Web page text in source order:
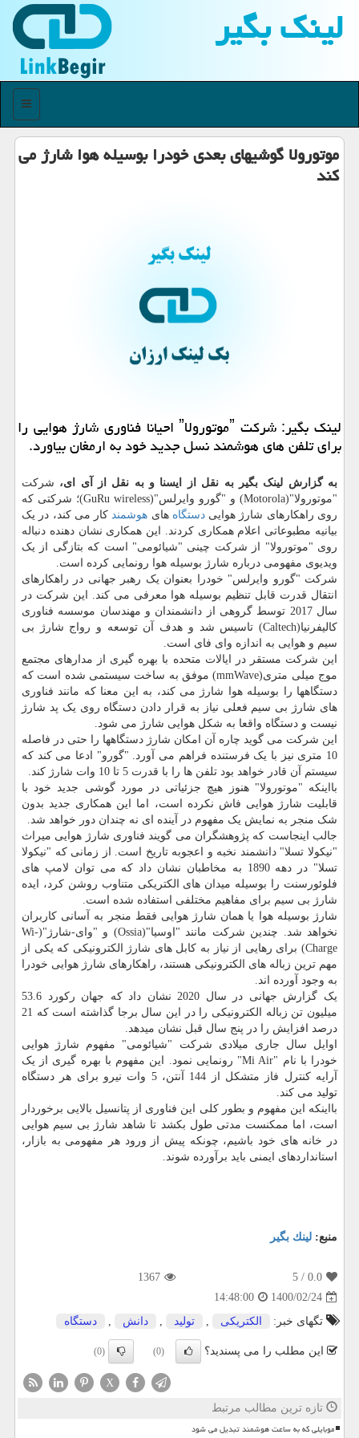
لینك بگیر
منو
موتورولا گوشیهای بعدی خودرا بوسیله هوا شارژ می
كند
لینک بگیر: شرکت ˮموتورولاˮ احیانا فناوری شارژ هوایی را
برای تلفن های هوشمند نسل جدید خود به ارمغان بیاورد.
به گزارش لینک بگیر به نقل از ایسنا و به نقل از آی ای، شرکت
"موتورولا"(Motorola) و "گورو وایرلس"(GuRu wireless)؛ شرکتی که
روی راهکارهای شارژ هواییدستگاه های هوشمند کار می کند، در یک
بیانیه مطبوعاتی اعلام همکاری کردند. این همکاری نشان دهنده دنباله
روی "موتورولا" از شرکت چینی "شیائومی" است که بتازگی از یک
ویدیوی مفهومی درباره شارژ بوسیله هوا رونمایی کرده است.
شرکت "گورو وایرلس" خودرا بعنوان یک رهبر جهانی در راهکارهای
انتقال قدرت قابل تنظیم بوسیله هوا معرفی می کند. این شرکت در
سال 2017 توسط گروهی از دانشمندان و مهندسان موسسه فناوری
کالیفرنیا(Caltech) تاسیس شد و هدف آن توسعه و رواج شارژ بی
سیم و هوایی به اندازه وای فای است.
این شرکت مستقر در ایالات متحده با بهره گیری از مدارهای مجتمع
موج میلی متری(mmWave) موفق به ساخت سیستمی شده است که
دستگاهها را بوسیله هوا شارژ می کند، به این معنا که مانند فناوری
های شارژ بی سیم فعلی نیاز به قرار دادن دستگاه روی یک پد شارژ
نیست و دستگاه واقعا به شکل هوایی شارژ می شود.
این شرکت می گوید چاره آن امکان شارژ دستگاهها را حتی در فاصله
10 متری نیز با یک فرستنده فراهم می آورد. "گورو" ادعا می کند که
سیستم آن قادر خواهد بود تلفن ها را با قدرت 5 تا 10 وات شارژ کند.
بااینکه "موتورولا" هنوز هیچ جزئیاتی در مورد گوشی جدید خود با
قابلیت شارژ هوایی فاش نکرده است، اما این همکاری جدید بدون
شک منجر به نمایش یک مفهوم در آینده ای نه چندان دور خواهد شد.
جالب اینجاست که پژوهشگران می گویند فناوری شارژ هوایی میراث
"نیکولا تسلا" دانشمند نخبه و اعجوبه تاریخ است. از زمانی که "نیکولا
تسلا" در دهه 1890 به مخاطبان نشان داد که می توان لامپ های
فلوئورسنت را بوسیله میدان های الکتریکی متناوب روشن کرد، ایده
شارژ بی سیم برای مفاهیم مختلفی استفاده شده است.
شارژ بوسیله هوا یا همان شارژ هوایی فقط منجر به آسانی کاربران
نخواهد شد. چندین شرکت مانند "اوسیا"(Ossia) و "وای-شارژ"(Wi-
Charge) برای رهایی از نیاز به کابل های شارژ الکترونیکی که یکی از
مهم ترین زباله های الکترونیکی هستند، راهکارهای شارژ هوایی خودرا
به وجود آورده اند.
یک گزارش جهانی در سال 2020 نشان داد که جهان رکورد 53.6
میلیون تن زباله الکترونیکی را در این سال برجا گذاشته است که 21
درصد افزایش را در پنج سال قبل نشان میدهد.
اوایل سال جاری میلادی شرکت "شیائومی" مفهوم شارژ هوایی
خودرا با نام "Mi Air" رونمایی نمود. این مفهوم با بهره گیری از یک
آرایه کنترل فاز متشکل از 144 آنتن، 5 وات نیرو برای هر دستگاه
تولید می کند.
بااینکه این مفهوم و بطور کلی این فناوری از پتانسیل بالایی برخوردار
است، اما ممکنست مدتی طول بکشد تا شاهد شارژ بی سیم هوایی
در خانه های خود باشیم، چونکه پیش از ورود هر مفهومی به بازار،
استانداردهای ایمنی باید برآورده شوند.
منبع: لینك بگیر
0.0
/ 5
1367
1400/02/24
14:48:00
تگهای خبر:
الكتریكی , تولید , دانش , دستگاه
این مطلب را می پسندید؟ (0)
(0)
X
تازه ترین مطالب مرتبط
موبایلی که به ساعت هوشمند تبدیل می شود